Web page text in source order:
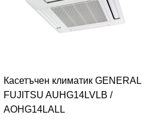
Касетъчен климатик GENERAL
FUJITSU AUHG14LVLB /
AOHG14LALL